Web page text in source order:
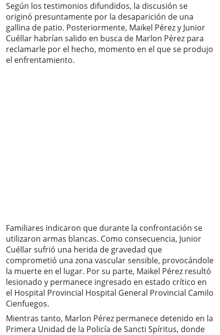
Según los testimonios difundidos, la discusión se
originó presuntamente por la desaparición de una
gallina de patio. Posteriormente, Maikel Pérez y Junior
Cuéllar habrían salido en busca de Marlon Pérez para
reclamarle por el hecho, momento en el que se produjo
el enfrentamiento.
Familiares indicaron que durante la confrontación se
utilizaron armas blancas. Como consecuencia, Junior
Cuéllar sufrió una herida de gravedad que
comprometió una zona vascular sensible, provocándole
la muerte en el lugar. Por su parte, Maikel Pérez resultó
lesionado y permanece ingresado en estado crítico en
el Hospital Provincial Hospital General Provincial Camilo
Cienfuegos.
Mientras tanto, Marlon Pérez permanece detenido en la
Primera Unidad de la Policía de Sancti Spíritus, donde